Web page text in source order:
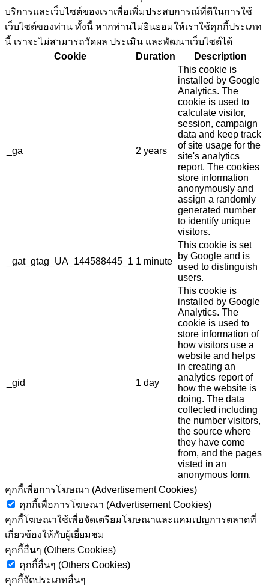
บริการและเว็บไซต์ของเราเพื่อเพิ่มประสบการณ์ที่ดีในการใช้
เว็บไซต์ของท่าน ทั้งนี้ หากท่านไม่ยินยอมให้เราใช้คุกกี้ประเภท
นี้ เราจะไม่สามารถวัดผล ประเมิน และพัฒนาเว็บไซต์ได้
Cookie
Duration Description
_ga 2 years
This cookie is
installed by Google
Analytics. The
cookie is used to
calculate visitor,
session, campaign
data and keep track
of site usage for the
site's analytics
report. The cookies
store information
anonymously and
assign a randomly
generated number
to identify unique
visitors.
_gat_gtag_UA_144588445_1 1 minute
This cookie is set
by Google and is
used to distinguish
users.
_gid 1 day
This cookie is
installed by Google
Analytics. The
cookie is used to
store information of
how visitors use a
website and helps
in creating an
analytics report of
how the website is
doing. The data
collected including
the number visitors,
the source where
they have come
from, and the pages
visted in an
anonymous form.
คุกกี้เพื่อการโฆษณา (Advertisement Cookies)
คุกกี้เพื่อการโฆษณา (Advertisement Cookies)
คุกกี้โฆษณาใช้เพื่อจัดเตรียมโฆษณาและแคมเปญการตลาดที่
เกี่ยวข้องให้กับผู้เยี่ยมชม
คุกกี้อื่นๆ (Others Cookies)
คุกกี้อื่นๆ (Others Cookies)
คุกกี้จัดประเภทอื่นๆ